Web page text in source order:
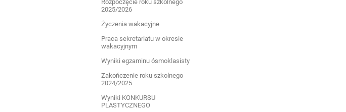
Rozpoczęcie roku szkolnego
2025/2026
Życzenia wakacyjne
Praca sekretariatu w okresie
wakacyjnym
Wyniki egzaminu ósmoklasisty
Zakończenie roku szkolnego
2024/2025
Wyniki KONKURSU
PLASTYCZNEGO